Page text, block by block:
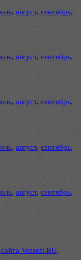
, август, сентябрь,
, август, сентябрь,
, август, сентябрь,
, август, сентябрь,
, август, сентябрь,
Vessoft.RU.